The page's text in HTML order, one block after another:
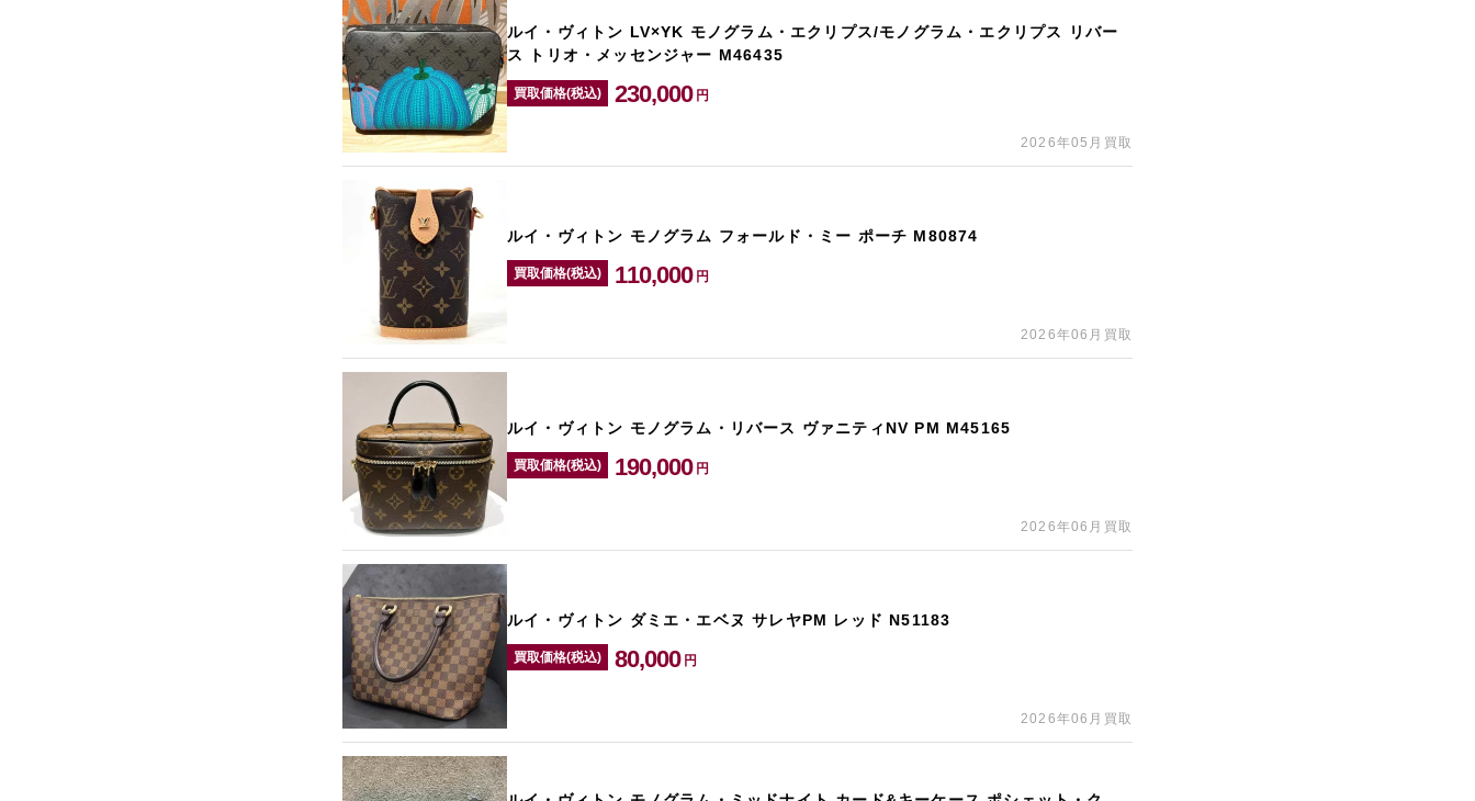
ルイ・ヴィトン LV×YK モノグラム・エクリプス/モノグラム・エクリプス リバー
ス トリオ・メッセンジャー M46435
買取価格(税込) 230,000 円
2026年05月買取
ルイ・ヴィトン モノグラム フォールド・ミー ポーチ M80874
買取価格(税込) 110,000 円
2026年06月買取
ルイ・ヴィトン モノグラム・リバース ヴァニティNV PM M45165
買取価格(税込) 190,000 円
2026年06月買取
ルイ・ヴィトン ダミエ・エベヌ サレヤPM レッド N51183
買取価格(税込) 80,000 円
2026年06月買取